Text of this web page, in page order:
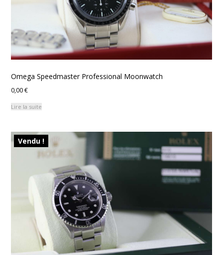
Omega Speedmaster Professional Moonwatch
0,00€
Lire la suite
Vendu !